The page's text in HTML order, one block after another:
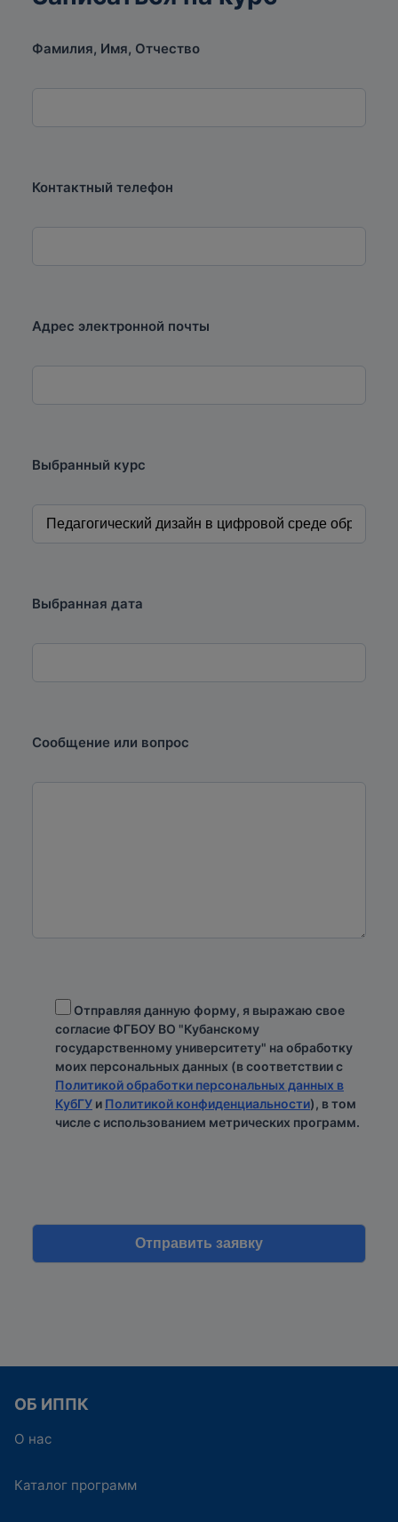
систем и технологий в образовании Института
специалистов ФГБОУ ВО «КубГУ»/
Фамилия, Имя, Отчество
Контактный телефон
Адрес электронной почты
Выбранный курс
Выбранная дата
Сообщение или вопрос
Отправляя данную форму, я выражаю свое
согласие ФГБОУ ВО "Кубанскому
государственному университету" на обработку
моих персональных данных (в соответствии с
Политикой обработки персональных данных в
КубГУ и Политикой конфиденциальности), в том
числе с использованием метрических программ.
ОБ ИППК
О нас
Каталог программ